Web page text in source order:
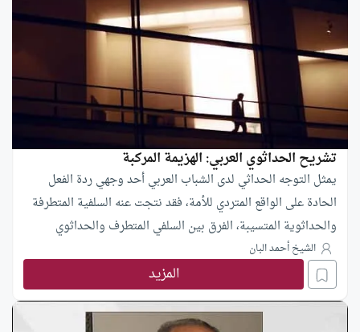
تشريح الحداثوي العربي: الهزيمة المركبة
يمثل التوجه الحداثي لدى الشباب العربي أحد وجهي ردة الفعل
الحادة على الواقع المتردي للأمة، فقد نتجت عنه السلفية المتطرفة
والحداثوية المتسيبة، الفرق بين السلفي المتطرف والحداثوي
المتسيب هو أن أحدهما قام بردة الفعل من موقع الثقة في الحضارة
الإسلامية التي ينتمي إليها، فحمل السلاح لاستعادة مجدها، والآخر
قام بردة الفعل من موقع الانبتات الحضاري والوله المرضي بحضارة
الغرب، فسعى لهدم أسسها وتقويض بنائها، فالحداثوي في النهاية
الشيخ أحمد البان
المزيد